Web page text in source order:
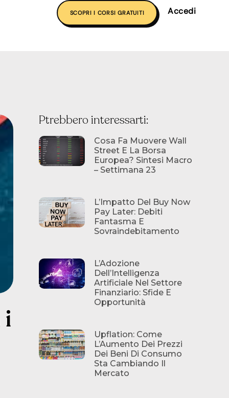
SCOPRI I CORSI GRATUITI Accedi
i
Ptrebbero interessarti:
Cosa Fa Muovere Wall
Street E La Borsa
Europea? Sintesi Macro
– Settimana 23
L’Impatto Del Buy Now
Pay Later: Debiti
Fantasma E
Sovraindebitamento
L’Adozione
Dell’Intelligenza
Artificiale Nel Settore
Finanziario: Sfide E
Opportunità
Upflation: Come
L’Aumento Dei Prezzi
Dei Beni Di Consumo
Sta Cambiando Il
Mercato